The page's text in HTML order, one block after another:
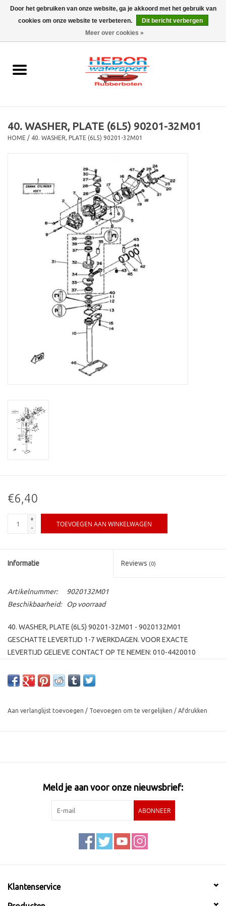
0 Artikelen - €0,00
Outboard
Trailer
SALE
40. WASHER, PLATE (6L5) 90201-32M01
HOME / 40. WASHER, PLATE (6L5) 90201-32M01
€6,40
+
-
TOEVOEGEN AAN WINKELWAGEN
Informatie Reviews (0)
Artikelnummer:
9020132M01
Beschikbaarheid:
Op voorraad
40. WASHER, PLATE (6L5) 90201-32M01 - 9020132M01
GESCHATTE LEVERTIJD 1-7 WERKDAGEN. VOOR EXACTE
LEVERTIJD GELIEVE CONTACT OP TE NEMEN: 010-4420010
Aan verlanglijst toevoegen / Toevoegen om te vergelijken / Afdrukken
Meld je aan voor onze nieuwsbrief:
ABONNEER
Klantenservice
Door het gebruiken van onze website, ga je akkoord met het gebruik van
cookies om onze website te verbeteren.
Dit bericht verbergen
Meer over cookies »